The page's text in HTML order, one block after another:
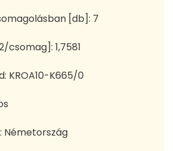
[db]: 7
csomag]: 1,7581
KROA10-K665/0
Németország